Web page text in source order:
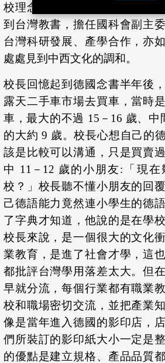
校理念，來自於父親的影響。
到台灣教書，擔任國科會副主
台灣科研發展、產學合作，亦
處處見到中西文化的調和。
校長回憶起到德國念書半年後
露天二手車市場去買車，當時
車，最大的不過 15－16 歲、中
的大約 9 歲。校長心想自己的
該是比較可以溝通，只是買賣
中 11－12 歲的小朋友:「現
校？」校長聽不懂小朋友的回
己德語能力竟然連小學生的德
了字典才知道，他說的是在學
校長來說，是一個很大的文化
業教育，是進了社會才學，這
都批評台灣學用落差太大。但
早就分流，每個行業都有職業
校和職場密切交流，並把產業
像是當年進入德國的影印店，
們所裝訂的影印紙大小一定是
的優點是建立規格、產品品質